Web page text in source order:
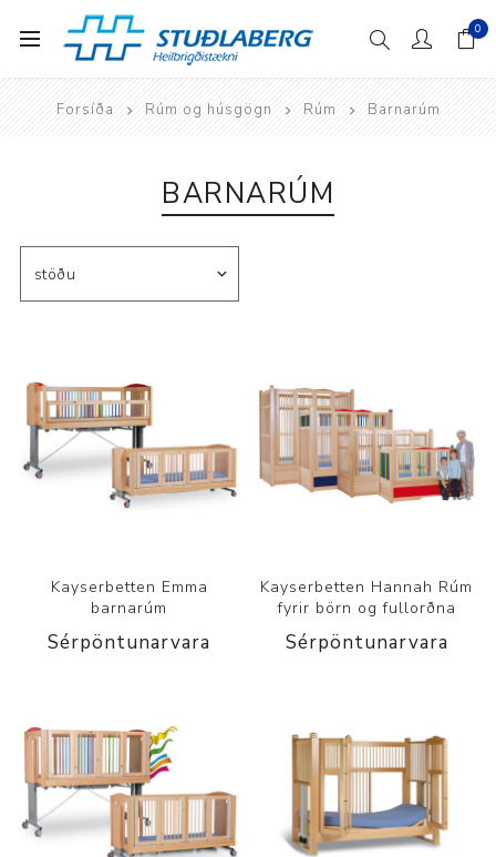
0
Forsíða Rúm og húsgögn Rúm Barnarúm
BARNARÚM
Kayserbetten Emma
barnarúm
Sérpöntunarvara
Kayserbetten Hannah Rúm
fyrir börn og fullorðna
Sérpöntunarvara